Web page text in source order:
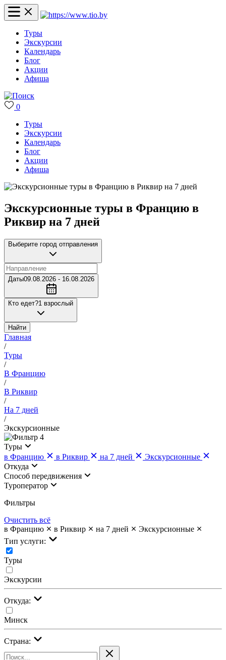
Туры
Экскурсии
Календарь
Блог
Акции
Афиша
0
Туры
Экскурсии
Календарь
Блог
Акции
Афиша
Экскурсионные туры в Францию в
Риквир на 7 дней
Выберите город отправления
Даты09.08.2026 - 16.08.2026
Кто едет?1 взрослый
Найти
Главная
/
Туры
/
В Францию
/
В Риквир
/
На 7 дней
/
Экскурсионные
4
Туры
в Францию
в Риквир на 7 дней
Экскурсионные
Откуда
Cпособ передвижения
Туроператор
Фильтры
Очистить всё
в Францию
в Риквир на 7 дней
Экскурсионные
Тип услуги:
Туры
Экскурсии
Откуда:
Минск
Страна: